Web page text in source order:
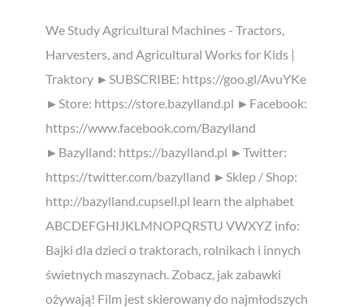
We Study Agricultural Machines - Tractors,
Harvesters, and Agricultural Works for Kids |
Traktory ►SUBSCRIBE: https://goo.gl/AvuYKe
►Store: https://store.bazylland.pl ►Facebook:
https://www.facebook.com/Bazylland
►Bazylland: https://bazylland.pl ►Twitter:
https://twitter.com/bazylland ►Sklep / Shop:
http://bazylland.cupsell.pl learn the alphabet
ABCDEFGHIJKLMNOPQRSTU VWXYZ info:
Bajki dla dzieci o traktorach, rolnikach i innych
świetnych maszynach. Zobacz, jak zabawki
ożywają! Film jest skierowany do najmłodszych